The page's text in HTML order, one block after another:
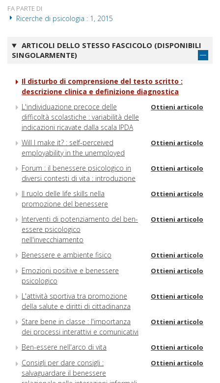
FA PARTE DI
Ricerche di psicologia : 1, 2015
ARTICOLI DELLO STESSO FASCICOLO (DISPONIBILI
SINGOLARMENTE)
Il disturbo di comprensione del testo scritto :
descrizione clinica e definizione diagnostica
L'individuazione precoce delle
difficoltà scolastiche : variabilità delle
indicazioni ricavate dalla scala IPDA
Ottieni articolo
Will I make it? : self-perceived
employability in the unemployed
Ottieni articolo
Forum : il benessere psicologico in
diversi contesti di vita : introduzione
Ottieni articolo
Il ruolo delle life skills nella
promozione del benessere
Ottieni articolo
Interventi di potenziamento del ben-
essere psicologico
nell'invecchiamento
Ottieni articolo
Benessere e ambiente fisico Ottieni articolo
Emozioni positive e benessere
psicologico
Ottieni articolo
L'attività sportiva tra promozione
della salute e diritti di cittadinanza
Ottieni articolo
Stare bene in classe : l'importanza
dei processi interattivi e comunicativi
Ottieni articolo
Ben-essere nell'arco di vita Ottieni articolo
Consigli per dare consigli :
salvaguardare il benessere
Ottieni articolo